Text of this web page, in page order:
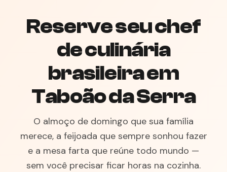
Reserve seu chef
de culinária
brasileira em
Taboão da Serra
O almoço de domingo que sua família
merece, a feijoada que sempre sonhou fazer
e a mesa farta que reúne todo mundo —
sem você precisar ficar horas na cozinha.